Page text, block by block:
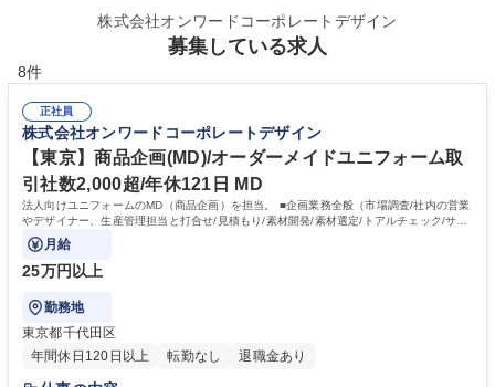
株式会社オンワードコーポレートデザイン
募集している求人
8件
正社員
株式会社オンワードコーポレートデザイン
【東京】商品企画(MD)/オーダーメイドユニフォーム取
引社数2,000超/年休121日 MD
法人向けユニフォームのMD（商品企画）を担当。 ■企画業務全般（市場調査/社内の営業
やデザイナー、生産管理担当と打合せ/見積もり/素材開発/素材選定/トアルチェック/サン
プル作製/量産打合せ/品質管理）
月給
25万円以上
勤務地
東京都千代田区
年間休日120日以上
転勤なし 退職金あり